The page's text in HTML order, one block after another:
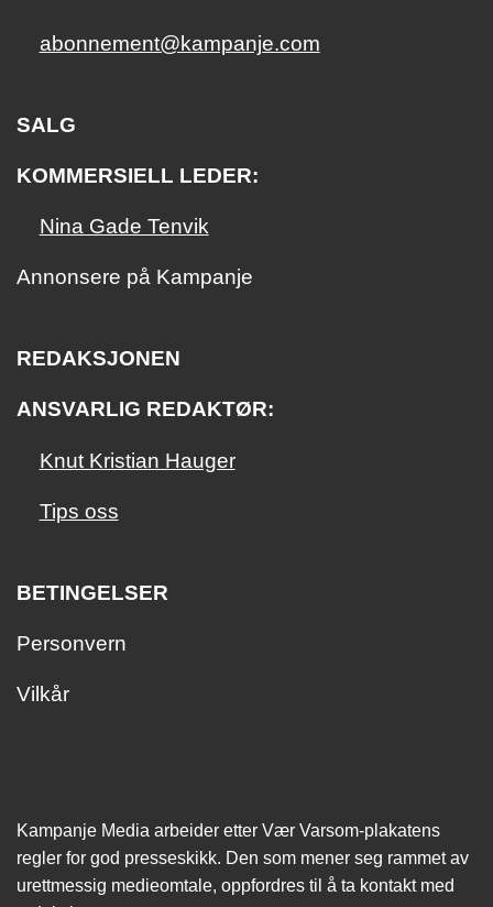
abonnement@kampanje.com
SALG
KOMMERSIELL LEDER:
Nina Gade Tenvik
Annonsere på Kampanje
REDAKSJONEN
ANSVARLIG REDAKTØR:
Knut Kristian Hauger
Tips oss
BETINGELSER
Personvern
Vilkår
Kampanje Media arbeider etter Vær Varsom-plakatens
regler for god presseskikk. Den som mener seg rammet av
urettmessig medie­omtale, oppfordres til å ta kontakt med